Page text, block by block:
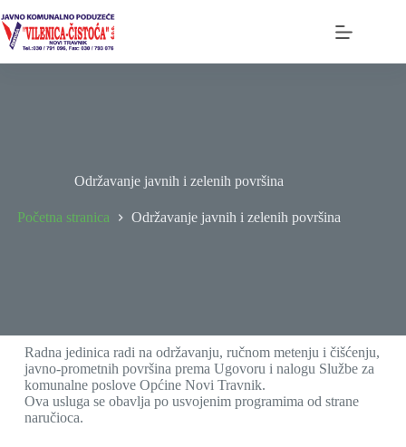
Održavanje javnih i zelenih površina
Početna stranica Održavanje javnih i zelenih površina
Radna jedinica radi na održavanju, ručnom metenju i čišćenju,
javno-prometnih površina prema Ugovoru i nalogu Službe za
komunalne poslove Općine Novi Travnik.
Ova usluga se obavlja po usvojenim programima od strane
naručioca.